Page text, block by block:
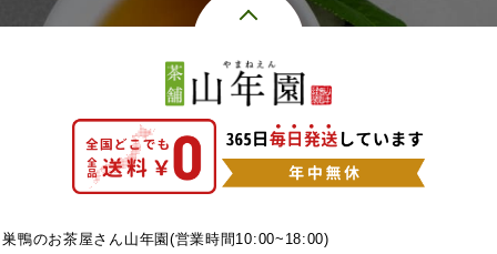
巣鴨のお茶屋さん山年園(営業時間10:00~18:00)